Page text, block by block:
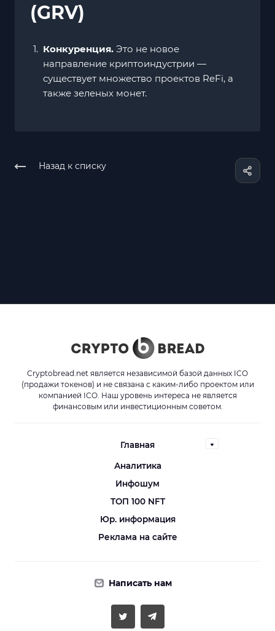
(GRV)
Конкуренция. Это не новое
направление криптоиндустрии —
существует множество проектов ReFi, а
также зеленых монет.
Назад к списку
Cryptobread.net является независимой базой данных ICO
(продажи токенов) и не связана с каким-либо проектом или
компанией ICO. Наш уровень интереса не является
финансовым или инвестиционным советом.
Главная
Аналитика
Инфошум
ТОП 100 NFT
Юр. информация
Реклама на сайте
Написать нам